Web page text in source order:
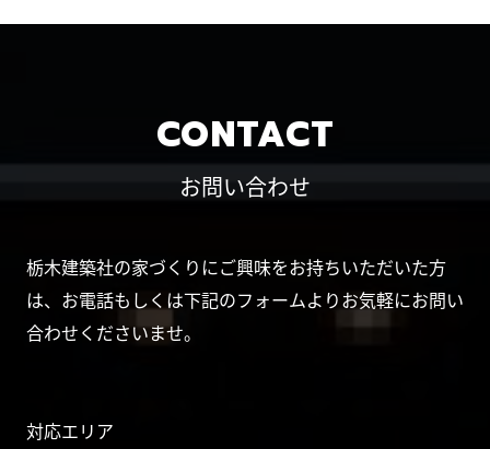
CONTACT
お問い合わせ
栃木建築社の家づくりにご興味をお持ちいただいた方
は、お電話もしくは下記のフォームよりお気軽にお問い
合わせくださいませ。
対応エリア